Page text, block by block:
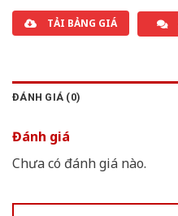
TẢI BẢNG GIÁ
ĐÁNH GIÁ (0)
Đánh giá
Chưa có đánh giá nào.